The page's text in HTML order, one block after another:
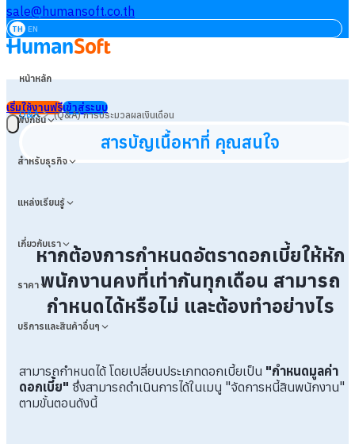
sale@humansoft.co.th
TH EN
หน้าหลัก
ฟังก์ชัน
สำหรับธุรกิจ
แหล่งเรียนรู้
เกี่ยวกับเรา
ราคา
บริการและสินค้าอื่นๆ
เริ่มใช้งานฟรีเข้าสู่ระบบ
Q&A>(Q&A) การประมวลผลเงินเดือน
สารบัญเนื้อหาที่ คุณสนใจ
หากต้องการกำหนดอัตราดอกเบี้ยให้หัก
พนักงานคงที่เท่ากันทุกเดือน สามารถ
กำหนดได้หรือไม่ และต้องทำอย่างไร
สามารถกำหนดได้ โดยเปลี่ยนประเภทดอกเบี้ยเป็น "กำหนดมูลค่า
ดอกเบี้ย" ซึ่งสามารถดำเนินการได้ในเมนู "จัดการหนี้สินพนักงาน"
ตามขั้นตอนดังนี้